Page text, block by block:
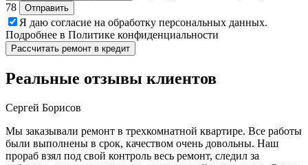
78
Отправить
Я даю согласие на обработку персональных данных.
Подробнее в Политике конфиденциальности
Рассчитать ремонт в кредит
Реальные отзывы клиентов
Сергей Борисов
Мы заказывали ремонт в трехкомнатной квартире. Все работы
были выполнены в срок, качеством очень довольны. Наш
прораб взял под свой контроль весь ремонт, следил за